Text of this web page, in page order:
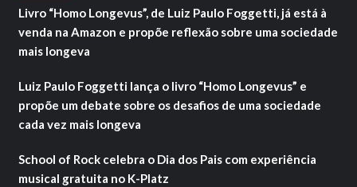
Livro “Homo Longevus”, de Luiz Paulo Foggetti, já está à
venda na Amazon e propõe reflexão sobre uma sociedade
mais longeva
Luiz Paulo Foggetti lança o livro “Homo Longevus” e
propõe um debate sobre os desafios de uma sociedade
cada vez mais longeva
School of Rock celebra o Dia dos Pais com experiência
musical gratuita no K-Platz